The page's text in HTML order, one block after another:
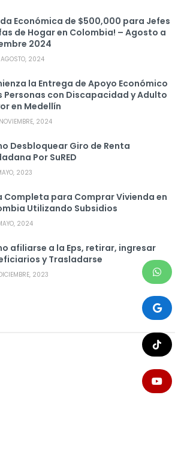
Económica de $500,000 para Jefes
de Hogar en Colombia! – Agosto a
2024
2024
la Entrega de Apoyo Económico
Personas con Discapacidad y Adulto
en Medellín
2024
Desbloquear Giro de Renta
Por SuRED
2023
Completa para Comprar Vivienda en
Utilizando Subsidios
2024
afiliarse a la Eps, retirar, ingresar
y Trasladarse
2023